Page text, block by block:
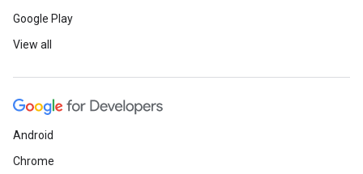
Google Play
View all
Android
Chrome